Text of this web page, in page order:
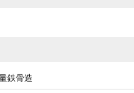
鉄骨造